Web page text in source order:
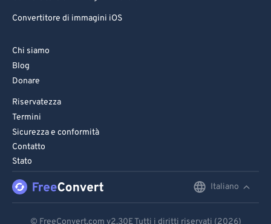
Convertitore di immagini iOS
Chi siamo
Blog
Donare
Riservatezza
Termini
Sicurezza e conformità
Contatto
Stato
Italiano
© FreeConvert.com v2.30E Tutti i diritti riservati (2026)